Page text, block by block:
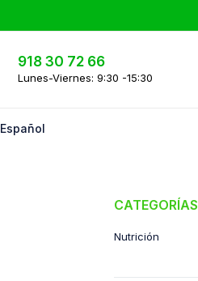
918 30 72 66
Lunes-Viernes: 9:30 -15:30
Español
CATEGORÍAS
Nutrición